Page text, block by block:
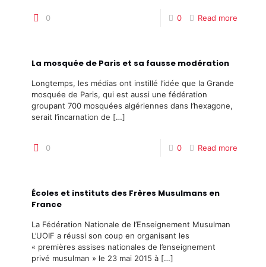
0 0 Read more
La mosquée de Paris et sa fausse modération
Longtemps, les médias ont instillé l’idée que la Grande
mosquée de Paris, qui est aussi une fédération
groupant 700 mosquées algériennes dans l’hexagone,
serait l’incarnation de […]
0 0 Read more
Écoles et instituts des Frères Musulmans en
France
La Fédération Nationale de l’Enseignement Musulman
L’UOIF a réussi son coup en organisant les
« premières assises nationales de l’enseignement
privé musulman » le 23 mai 2015 à […]